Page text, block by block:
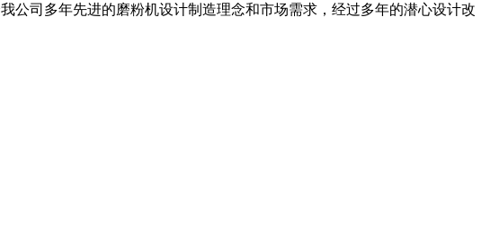
公司多年先进的磨粉机设计制造理念和市场需求，经过多年的潜心设计改